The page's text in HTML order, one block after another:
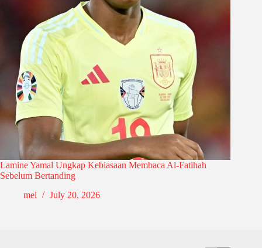
Lamine Yamal Ungkap Kebiasaan Membaca Al-Fatihah
Sebelum Bertanding
mel
July 20, 2026